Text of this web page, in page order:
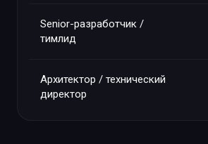
Senior-разработчик /
тимлид
Архитектор / технический
директор